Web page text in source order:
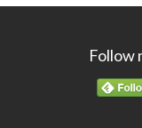
Follow